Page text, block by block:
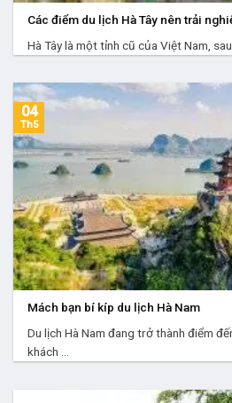
Các điểm du lịch Hà Tây nên trải
Hà Tây là một tỉnh cũ của Việt Nam, sau
Mách bạn bí kíp du lịch Hà Nam
Du lịch Hà Nam đang trở thành điểm
khách ...
04
Th5